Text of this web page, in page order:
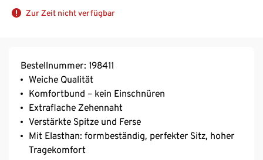
Zur Zeit nicht verfügbar
Bestellnummer: 198411
Weiche Qualität
Komfortbund – kein Einschnüren
Extraflache Zehennaht
Verstärkte Spitze und Ferse
Mit Elasthan: formbeständig, perfekter Sitz, hoher
Tragekomfort